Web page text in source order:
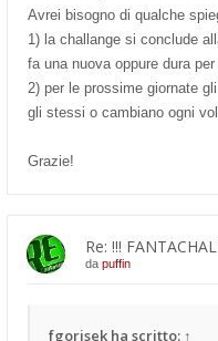
Avrei bisogno di qualche
1) la challange si conclude
fa una nuova oppure dura
2) per le prossime giornate
gli stessi o cambiano ogni
Grazie!
Re: !!!
da puffin
fgorisek ha scritto: ↑